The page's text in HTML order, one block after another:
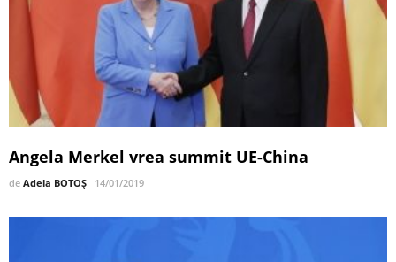
Angela Merkel vrea summit UE-China
de Adela BOTOȘ 14/01/2019